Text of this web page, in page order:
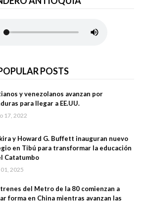
POSTS
y venezolanos avanzan por
para llegar a EE.UU.
17, 2022
y Howard G. Buffett inauguran nuevo
en Tibú para transformar la educación
Catatumbo
2025
del Metro de la 80 comienzan a
forma en China mientras avanzan las